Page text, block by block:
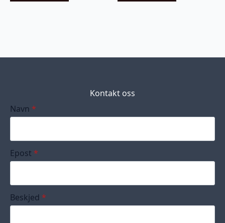
Kontakt oss
Navn *
Epost *
Beskjed *